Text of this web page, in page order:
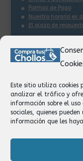
Este sitio utiliza cookies
analizar el tráfico y
información sobre el
sociales, quienes
información que les
Formas de Pago
Nuestro horario es
El plazo de
Contacto:
Facturación
Devoluciones
Privacidad
Formas de